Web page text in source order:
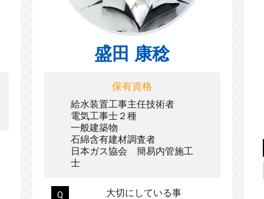
盛田 康稔
保有資格
給水装置工事主任技術者
電気工事士２種
一般建築物
石綿含有建材調査者
日本ガス協会 簡易内管施工
士
大切にしている事